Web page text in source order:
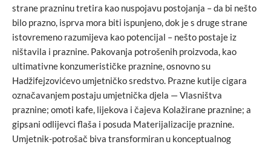
strane prazninu tretira kao nuspojavu postojanja – da bi nešto
bilo prazno, isprva mora biti ispunjeno, dok je s druge strane
istovremeno razumijeva kao potencijal – nešto postaje iz
ništavila i praznine. Pakovanja potrošenih proizvoda, kao
ultimativne konzumerističke praznine, osnovno su
Hadžifejzovićevo umjetničko sredstvo. Prazne kutije cigara
označavanjem postaju umjetnička djela — Vlasništva
praznine; omoti kafe, lijekova i čajeva Kolažirane praznine; a
gipsani odlijevci flaša i posuda Materijalizacije praznine.
Umjetnik-potrošač biva transformiran u konceptualnog